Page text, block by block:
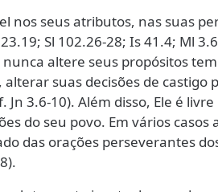
nos seus atributos, nas suas
Sl 102.26-28; Is 41.4; Ml
altere seus propósitos
suas decisões de castigo
3.6-10). Além disso, Ele é
do seu povo. Em vários casos
das orações perseverantes